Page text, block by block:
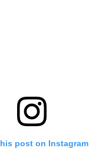
post on Instagram